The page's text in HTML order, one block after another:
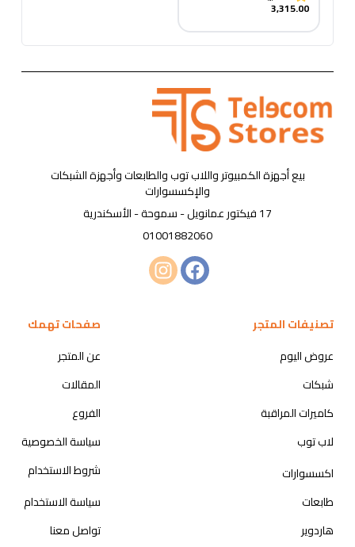
3,315.00
بيع أجهزة الكمبيوتر واللاب توب والطابعات وأجهزة الشبكات
والإكسسوارات
17 فيكتور عمانويل - سموحة - الأسكندرية
01001882060
تصنيفات المتجر
عروض اليوم
شبكات
كاميرات المراقبة
لاب توب
اكسسوارات
طابعات
هاردوير
صفحات تهمك
عن المتجر
المقالات
الفروع
سياسة الخصوصية
شروط الاستخدام
سياسة الاستخدام
تواصل معنا